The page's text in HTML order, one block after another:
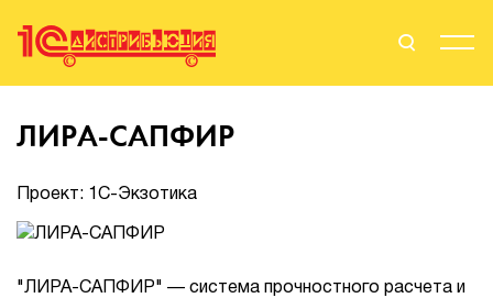
Поиск
О нас
ЛИРА-САПФИР
Проект: 1С-Экзотика
"ЛИРА-САПФИР" — система прочностного расчета и